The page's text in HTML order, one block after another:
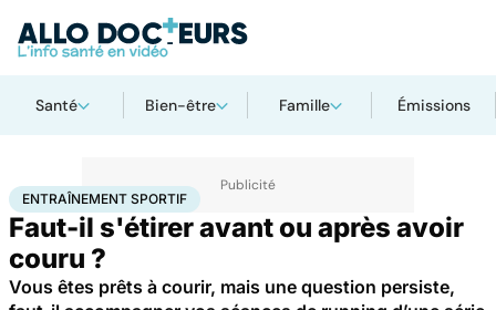
Santé Bien-être Famille Émissions
AccueilBien-êtreSport santé Entraînement sportif
ENTRAÎNEMENT SPORTIF
Faut-il s'étirer avant ou après avoir
couru ?
Vous êtes prêts à courir, mais une question persiste,